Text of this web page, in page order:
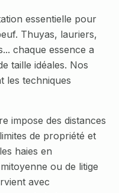
essentielle pour
. Thuyas, lauriers,
chaque essence a
taille idéales. Nos
les techniques
impose des distances
de propriété et
haies en
ou de litige
avec